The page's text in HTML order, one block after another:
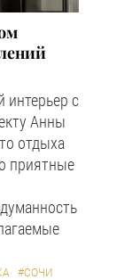
с
Анны
отдыха
приятные
#СОЧИ